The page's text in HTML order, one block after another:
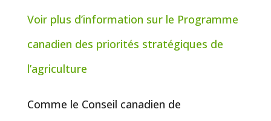
Voir plus d’information sur le Programme
canadien des priorités stratégiques de
l’agriculture
Comme le Conseil canadien de